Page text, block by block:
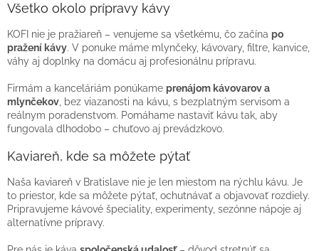
Všetko okolo prípravy kávy
KOFI nie je pražiareň – venujeme sa všetkému, čo začína po
pražení kávy. V ponuke máme mlynčeky, kávovary, filtre, kanvice,
váhy aj doplnky na domácu aj profesionálnu prípravu.
Firmám a kanceláriám ponúkame prenájom kávovarov a
mlynčekov , bez viazanosti na kávu, s bezplatným servisom a
reálnym poradenstvom. Pomáhame nastaviť kávu tak, aby
fungovala dlhodobo – chuťovo aj prevádzkovo.
Kaviareň, kde sa môžete pýtať
Naša kaviareň v Bratislave nie je len miestom na rýchlu kávu. Je
to priestor, kde sa môžete pýtať, ochutnávať a objavovať rozdiely.
Pripravujeme kávové špeciality, experimenty, sezónne nápoje aj
alternatívne prípravy.